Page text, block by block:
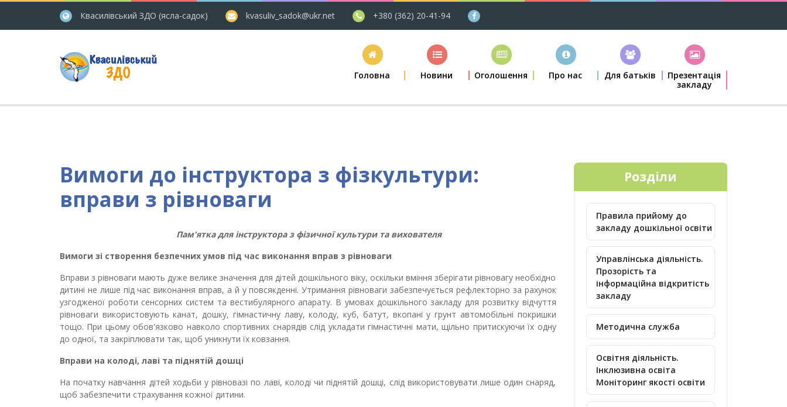
Квасилівський ЗДО (ясла-садок) kvasuliv_sadok@ukr.net +380 (362) 20-41-94
Головна Новини Оголошення Про нас Для батьків
Презентація
закладу
Вимоги до інструктора з фізкультури:
вправи з рівноваги
Пам'ятка для інструктора з фізичної культури та вихователя
Вимоги зі створення безпечних умов під час виконання вправ з рівноваги
Вправи з рівноваги мають дуже велике значення для дітей дошкільного віку, оскільки вміння зберігати рівновагу необхідно
дитині не лише під час виконання вправ, а й у повсякденні. Утримання рівноваги забезпечується рефлекторно за рахунок
узгодженої роботи сенсорних систем та вестибулярного апарату. В умовах дошкільного закладу для розвитку відчуття
рівноваги використовують канат, дошку, гімнастичну лаву, колоду, куб, батут, вкопані у грунт автомобільні покришки
тощо. При цьому обов'язково навколо спортивних снарядів слід укладати гімнастичні мати, щільно притискуючи їх одну
до одної, та закріплювати так, щоб уникнути їх ковзання.
Вправи на колоді, лаві та піднятій дошці
На початку навчання дітей ходьби у рівновазі по лаві, колоді чи піднятій дошці, слід використовувати лише один снаряд,
щоб забезпечити страхування кожної дитини.
Розділи
Правила прийому до
закладу дошкільної освіти
Управлінська діяльність.
Прозорість та
інформаційна відкритість
закладу
Методична служба
Освітня діяльність.
Інклюзивна освіта
Моніторинг якості освіти